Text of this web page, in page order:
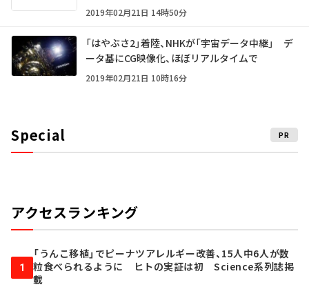
2019年02月21日 14時50分
「はやぶさ2」着陸、NHKが「宇宙データ中継」 デ
ータ基にCG映像化、ほぼリアルタイムで
2019年02月21日 10時16分
Special PR
アクセスランキング
1
「うんこ移植」でピーナツアレルギー改善、15人中6人が数
粒食べられるように ヒトの実証は初 Science系列誌掲
載